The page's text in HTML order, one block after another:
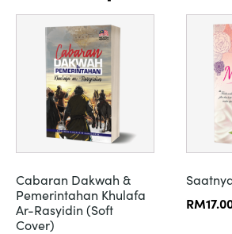
Cabaran Dakwah &
Pemerintahan Khulafa
Ar-Rasyidin (Soft
Cover)
RM